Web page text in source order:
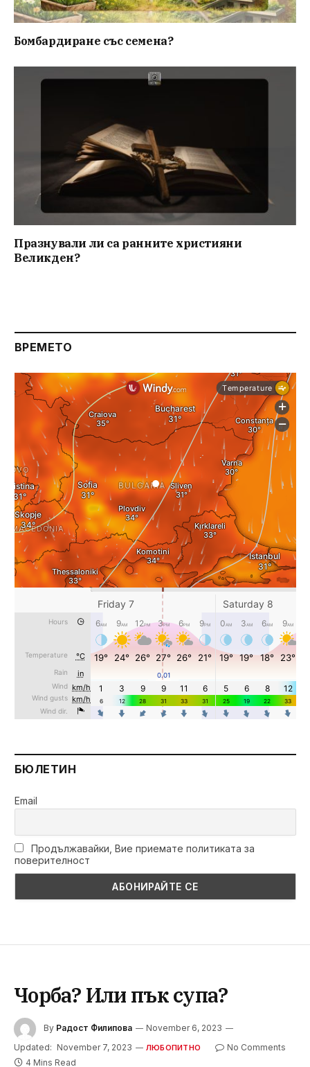
Бомбардиране със семена?
Празнували ли са ранните християни
Великден?
ВРЕМЕТО
БЮЛЕТИН
Email
Продължавайки, Вие приемате политиката за
поверителност
Чорба? Или пък супа?
By Радост Филипова
November 6, 2023
Updated: November 7, 2023 ЛЮБОПИТНО
No Comments
4 Mins Read